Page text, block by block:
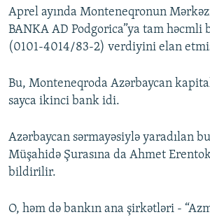
Aprel ayında Monteneqronun
BANKA AD Podgorica”ya tam həcmli
(0101-4014/83-2) verdiyini elan
Bu, Monteneqroda Azərbaycan
sayca ikinci bank idi.
Azərbaycan sərmayəsiylə yaradılan
Müşahidə Şurasına da Ahmet
bildirilir.
O, həm də bankın ana şirkətləri -